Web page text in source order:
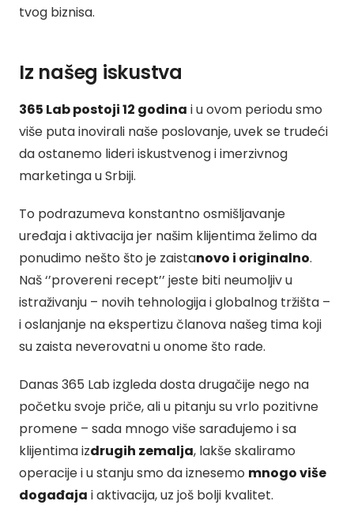
tvog biznisa.
Iz našeg iskustva
365 Lab postoji 12 godina i u ovom periodu smo
više puta inovirali naše poslovanje, uvek se trudeći
da ostanemo lideri iskustvenog i imerzivnog
marketinga u Srbiji.
To podrazumeva konstantno osmišljavanje
uređaja i aktivacija jer našim klijentima želimo da
ponudimo nešto što je zaistanovo i originalno.
Naš ‘’provereni recept’’ jeste biti neumoljiv u
istraživanju – novih tehnologija i globalnog tržišta –
i oslanjanje na ekspertizu članova našeg tima koji
su zaista neverovatni u onome što rade.
Danas 365 Lab izgleda dosta drugačije nego na
početku svoje priče, ali u pitanju su vrlo pozitivne
promene – sada mnogo više sarađujemo i sa
klijentima izdrugih zemalja, lakše skaliramo
operacije i u stanju smo da iznesemo mnogo više
događaja i aktivacija, uz još bolji kvalitet.